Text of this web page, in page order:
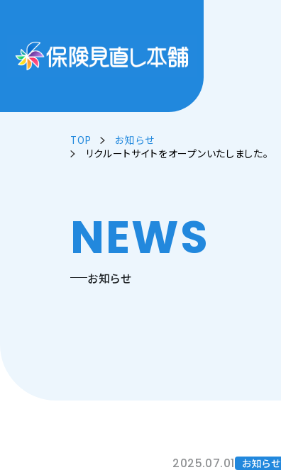
TOP
お知らせ
リクルートサイトをオープンいたしました。
NEWS
お知らせ
2025.07.01 お知らせ